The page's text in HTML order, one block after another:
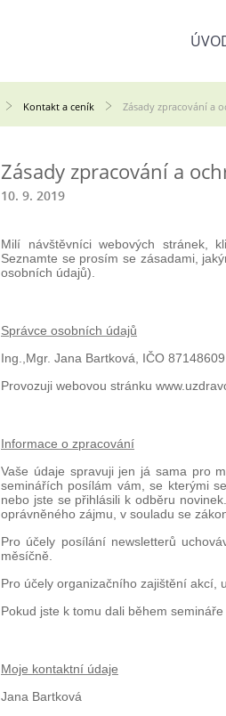
Kontakt a ceník Zásady zpracování a
Zásady zpracování a
10. 9. 2019
Milí návštěvníci webových stránek,
Seznamte se prosím se zásadami,
osobních údajů).
Správce osobních údajů
Ing.,Mgr. Jana Bartková, IČO 87148609
Provozuji webovou stránku
Informace o zpracování
Vaše údaje spravuji jen já sama pro
seminářích posílám vám, se kterými
nebo jste se přihlásili k odběru
oprávněného zájmu, v souladu se
Pro účely posílání newsletterů
měsíčně.
Pro účely organizačního zajištění akcí,
Pokud jste k tomu dali během
Moje kontaktní údaje
Jana Bartková